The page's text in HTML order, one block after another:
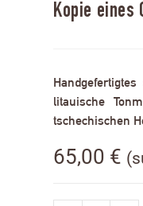
Kopie eines
litauische
tschechischen
65,00 €